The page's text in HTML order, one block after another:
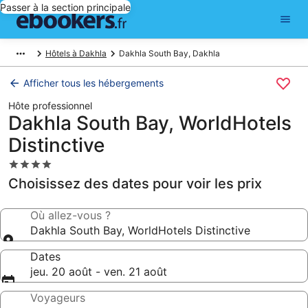
Passer à la section principale
Hôtels à Dakhla Dakhla South Bay, Dakhla
Afficher tous les hébergements
Hôte professionnel
Dakhla South Bay, WorldHotels
Distinctive
Hébergement
4.0 étoiles
Choisissez des dates pour voir les prix
Où allez-vous ?
Dakhla South Bay, WorldHotels Distinctive
Dates
jeu. 20 août - ven. 21 août
Voyageurs